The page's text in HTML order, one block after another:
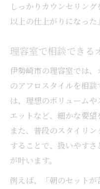
しっかりカウンセリン
以上の仕上がりになった
理容室で相談できる
伊勢崎市の理容室では
のアフロスタイルを相
は、理想のボリューム
エットなど、細かな要望
また、普段のスタイリ
することで、扱いやす
が叶います。
例えば、「朝のセット